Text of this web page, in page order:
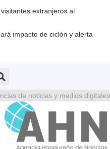
extranjeros al
impacto de ciclón y alerta
de noticias y medios digitales